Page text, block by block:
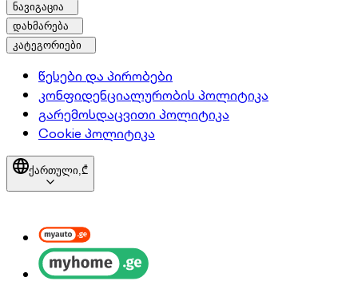
ნავიგაცია
დახმარება
კატეგორიები
წესები და პირობები
კონფიდენციალურობის პოლიტიკა
გარემოსდაცვითი პოლიტიკა
Cookie პოლიტიკა
ქართული,₾